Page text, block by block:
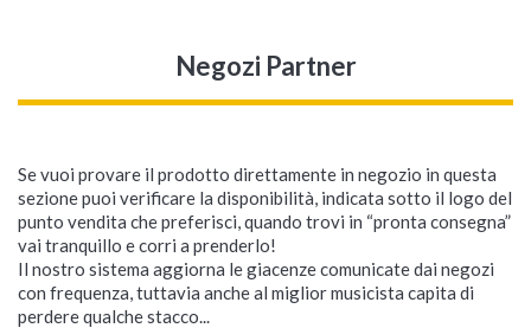
Negozi Partner
Se vuoi provare il prodotto direttamente in negozio in questa
sezione puoi verificare la disponibilità, indicata sotto il logo del
punto vendita che preferisci, quando trovi in “pronta consegna”
vai tranquillo e corri a prenderlo!
Il nostro sistema aggiorna le giacenze comunicate dai negozi
con frequenza, tuttavia anche al miglior musicista capita di
perdere qualche stacco...